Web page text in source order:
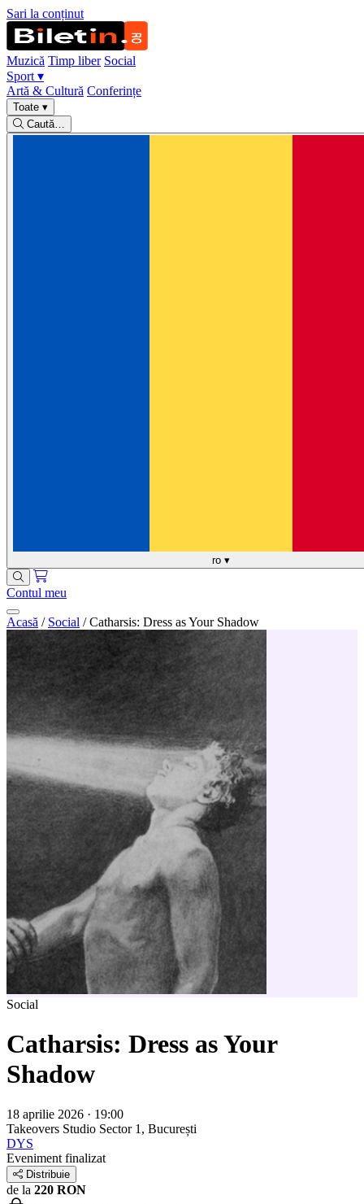
Sari la conținut
Muzică Timp liber Social
Sport ▾
Artă & Cultură Conferințe
Toate ▾
Caută…
ro ▾
Contul meu
Acasă / Social / Catharsis: Dress as Your Shadow
Social
Catharsis: Dress as Your
Shadow
18 aprilie 2026 · 19:00
Takeovers Studio Sector 1, București
DYS
Eveniment finalizat
Distribuie
de la 220 RON